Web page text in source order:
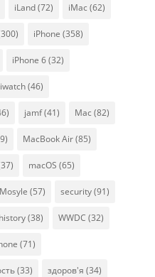
iLand(72) iMac (62)
iPhone (358)
iPhone 6(32)
iwatch(46)
jamf(41) Mac (82)
MacBook Air(85)
macOS (65)
Mosyle (57) security(91)
(38) WWDC (32)
(71)
(33) здоров'я (34)